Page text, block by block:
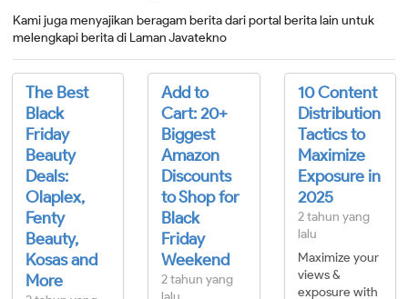
Kami juga menyajikan beragam berita dari portal berita lain untuk
melengkapi berita di Laman Javatekno
The Best
Black
Friday
Beauty
Deals:
Olaplex,
Fenty
Beauty,
Kosas and
More
Add to
Cart: 20+
Biggest
Amazon
Discounts
to Shop for
Black
Friday
Weekend
2 tahun yang
10 Content
Distribution
Tactics to
Maximize
Exposure in
2025
2 tahun yang
lalu
Maximize your
views &
exposure with